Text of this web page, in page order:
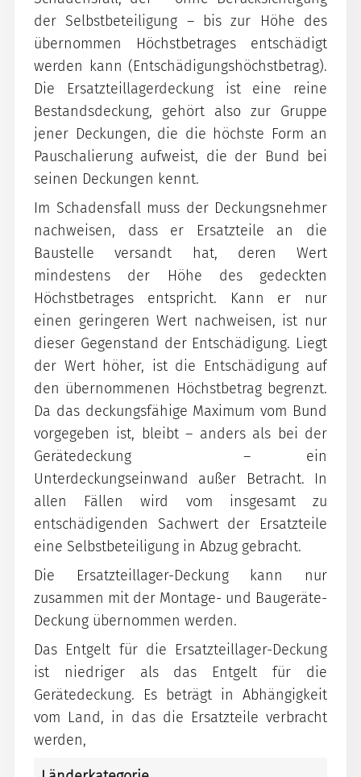
der Selbstbeteiligung – bis zur Höhe des
übernommen Höchstbetrages entschädigt
werden kann (Entschädigungshöchstbetrag).
Die Ersatzteillagerdeckung ist eine reine
Bestandsdeckung, gehört also zur Gruppe
jener Deckungen, die die höchste Form an
Pauschalierung aufweist, die der Bund bei
seinen Deckungen kennt.
Im Schadensfall muss der Deckungsnehmer
nachweisen, dass er Ersatzteile an die
Baustelle versandt hat, deren Wert
mindestens der Höhe des gedeckten
Höchstbetrages entspricht. Kann er nur
einen geringeren Wert nachweisen, ist nur
dieser Gegenstand der Entschädigung. Liegt
der Wert höher, ist die Entschädigung auf
den übernommenen Höchstbetrag begrenzt.
Da das deckungsfähige Maximum vom Bund
vorgegeben ist, bleibt – anders als bei der
Gerätedeckung – ein
Unterdeckungseinwand außer Betracht. In
allen Fällen wird vom insgesamt zu
entschädigenden Sachwert der Ersatzteile
eine Selbstbeteiligung in Abzug gebracht.
Die Ersatzteillager-Deckung kann nur
zusammen mit der Montage- und Baugeräte-
Deckung übernommen werden.
Das Entgelt für die Ersatzteillager-Deckung
ist niedriger als das Entgelt für die
Gerätedeckung. Es beträgt in Abhängigkeit
vom Land, in das die Ersatzteile verbracht
werden,